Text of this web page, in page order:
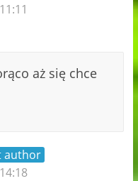
aż się chce
author